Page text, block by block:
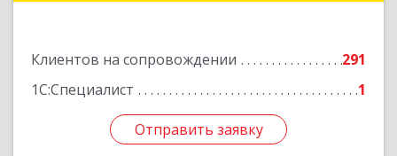
Клиентов на сопровождении
291
1С:Специалист
1
Отправить заявку
Подробнее
Отправить заявку